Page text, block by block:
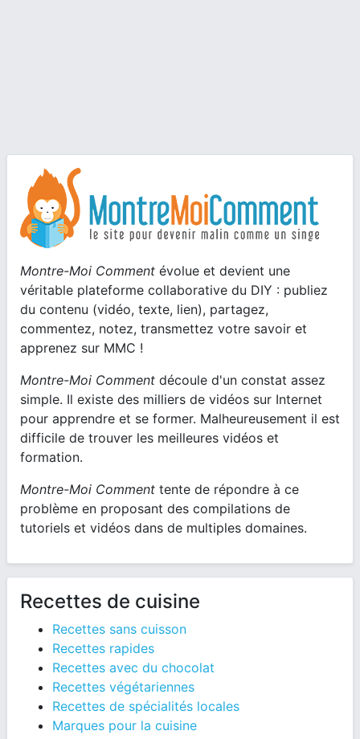
Montre-Moi Comment évolue et devient une
véritable plateforme collaborative du DIY : publiez
du contenu (vidéo, texte, lien), partagez,
commentez, notez, transmettez votre savoir et
apprenez sur MMC !
Montre-Moi Comment découle d'un constat assez
simple. Il existe des milliers de vidéos sur Internet
pour apprendre et se former. Malheureusement il est
difficile de trouver les meilleures vidéos et
formation.
Montre-Moi Comment tente de répondre à ce
problème en proposant des compilations de
tutoriels et vidéos dans de multiples domaines.
Recettes de cuisine
Recettes sans cuisson
Recettes rapides
Recettes avec du chocolat
Recettes végétariennes
Recettes de spécialités locales
Marques pour la cuisine